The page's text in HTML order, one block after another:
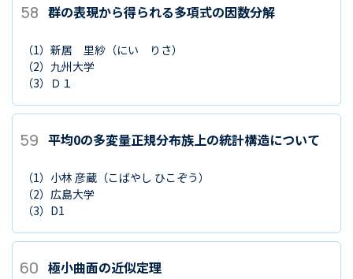
58 群の表現から得られる多項式の因数分解
（1） 新居 里紗 （にい りさ）
（2） 九州大学
（3）
Ｄ１
59 平均0の多変量正規分布族上の統計構造について
（1） 小林 彦蔵 （こばやし ひこぞう）
（2） 広島大学
（3） D1
60 極小曲面の近似定理